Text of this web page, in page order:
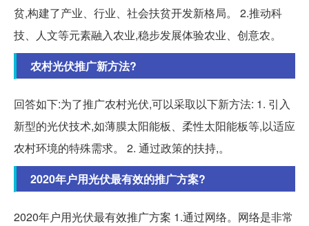
贫,构建了产业、行业、社会扶贫开发新格局。 2.推动科
技、人文等元素融入农业,稳步发展体验农业、创意农。
农村光伏推广新方法?
回答如下:为了推广农村光伏,可以采取以下新方法: 1. 引入
新型的光伏技术,如薄膜太阳能板、柔性太阳能板等,以适应
农村环境的特殊需求。 2. 通过政策的扶持,。
2020年户用光伏最有效的推广方案?
2020年户用光伏最有效推广方案 1.通过网络。网络是非常